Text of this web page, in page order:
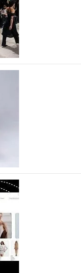
неделе
Московской неделе
заявок.
в…
свои новинки
Lihuang
Китая, является
и…